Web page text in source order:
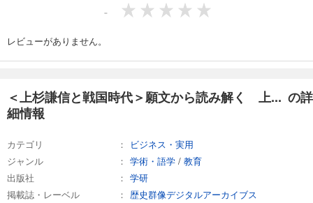
-
レビューがありません。
＜上杉謙信と戦国時代＞願文から読み解く 上... の詳
細情報
カテゴリ
ビジネス・実用
ジャンル
学術・語学 / 教育
出版社
学研
掲載誌・レーベル
歴史群像デジタルアーカイブス